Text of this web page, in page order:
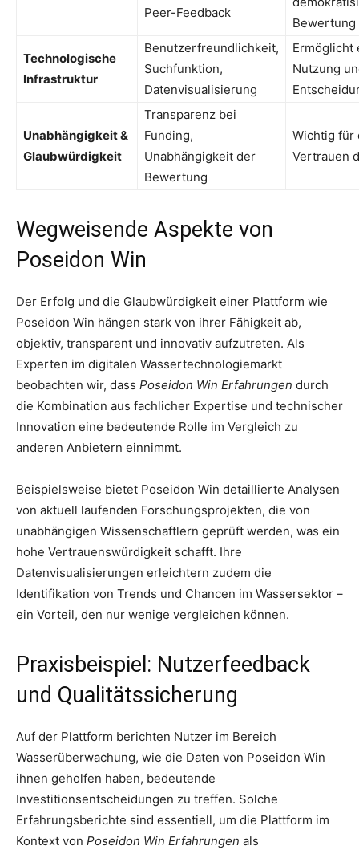
Peer-Feedback
Bewertung
Technologische
Infrastruktur
Benutzerfreundlichkeit,
Suchfunktion,
Datenvisualisierung
Ermöglicht
Nutzung
Unabhängigkeit &
Glaubwürdigkeit
Transparenz bei
Funding,
Unabhängigkeit der
Bewertung
Wichtig für
Vertrauen
Wegweisende Aspekte von
Poseidon Win
Der Erfolg und die Glaubwürdigkeit einer Plattform wie
Poseidon Win hängen stark von ihrer Fähigkeit ab,
objektiv, transparent und innovativ aufzutreten. Als
Experten im digitalen Wassertechnologiemarkt
beobachten wir, dass Poseidon Win Erfahrungen durch
die Kombination aus fachlicher Expertise und technischer
Innovation eine bedeutende Rolle im Vergleich zu
anderen Anbietern einnimmt.
Beispielsweise bietet Poseidon Win detaillierte Analysen
von aktuell laufenden Forschungsprojekten, die von
unabhängigen Wissenschaftlern geprüft werden, was ein
hohe Vertrauenswürdigkeit schafft. Ihre
Datenvisualisierungen erleichtern zudem die
Identifikation von Trends und Chancen im Wassersektor –
ein Vorteil, den nur wenige vergleichen können.
Praxisbeispiel: Nutzerfeedback
und Qualitätssicherung
Auf der Plattform berichten Nutzer im Bereich
Wasserüberwachung, wie die Daten von Poseidon Win
ihnen geholfen haben, bedeutende
Investitionsentscheidungen zu treffen. Solche
Erfahrungsberichte sind essentiell, um die Plattform im
Kontext von Poseidon Win Erfahrungen als